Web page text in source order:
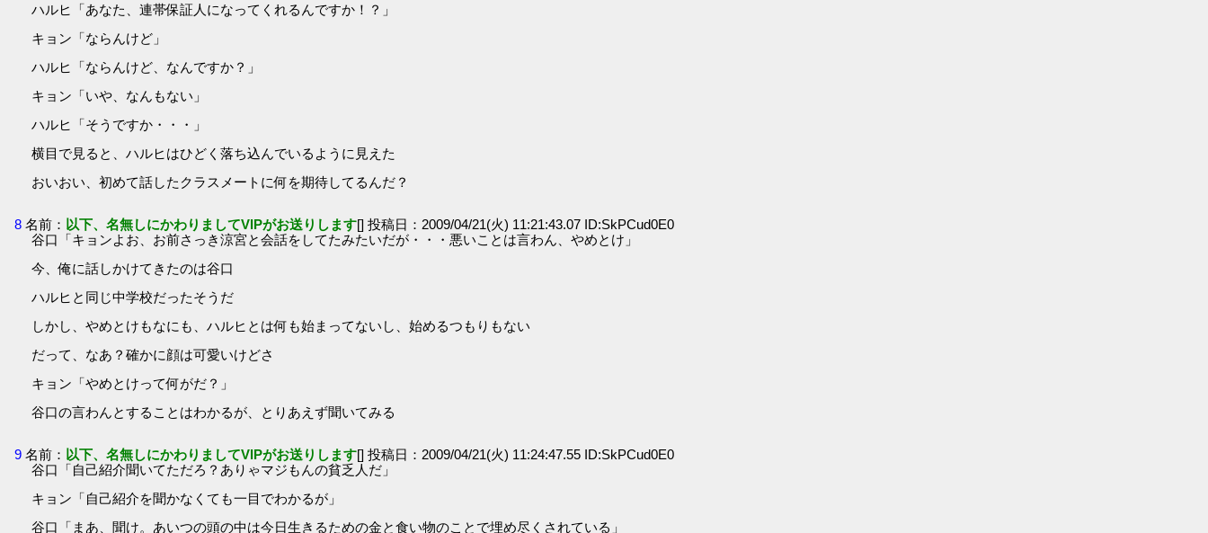
ハルヒ「あなた、連帯保証人になってくれるんですか！？」
キョン「ならんけど」
ハルヒ「ならんけど、なんですか？」
キョン「いや、なんもない」
ハルヒ「そうですか・・・」
横目で見ると、ハルヒはひどく落ち込んでいるように見えた
おいおい、初めて話したクラスメートに何を期待してるんだ？
8 名前： 以下、名無しにかわりましてVIPがお送りします[] 投稿日：2009/04/21(火) 11:21:43.07 ID:SkPCud0E0
谷口「キョンよお、お前さっき涼宮と会話をしてたみたいだが・・・悪いことは言わん、やめとけ」
今、俺に話しかけてきたのは谷口
ハルヒと同じ中学校だったそうだ
しかし、やめとけもなにも、ハルヒとは何も始まってないし、始めるつもりもない
だって、なあ？確かに顔は可愛いけどさ
キョン「やめとけって何がだ？」
谷口の言わんとすることはわかるが、とりあえず聞いてみる
9 名前： 以下、名無しにかわりましてVIPがお送りします[] 投稿日：2009/04/21(火) 11:24:47.55 ID:SkPCud0E0
谷口「自己紹介聞いてただろ？ありゃマジもんの貧乏人だ」
キョン「自己紹介を聞かなくても一目でわかるが」
谷口「まあ、聞け。あいつの頭の中は今日生きるための金と食い物のことで埋め尽くされている」